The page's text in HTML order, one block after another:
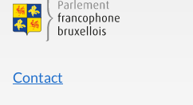
Contact